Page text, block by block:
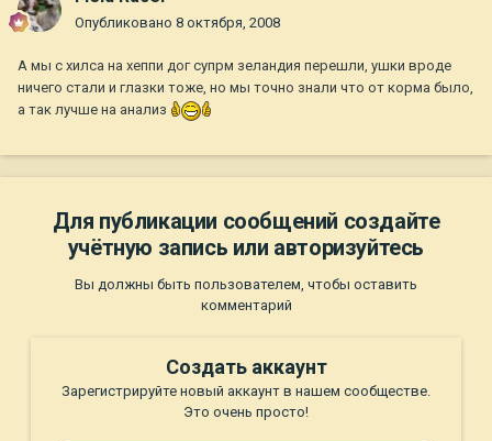
Опубликовано 8 октября, 2008
А мы с хилса на хеппи дог супрм зеландия перешли, ушки вроде
ничего стали и глазки тоже, но мы точно знали что от корма было,
а так лучше на анализ
Для публикации сообщений создайте
учётную запись или авторизуйтесь
Вы должны быть пользователем, чтобы оставить
комментарий
Создать аккаунт
Зарегистрируйте новый аккаунт в нашем сообществе.
Это очень просто!